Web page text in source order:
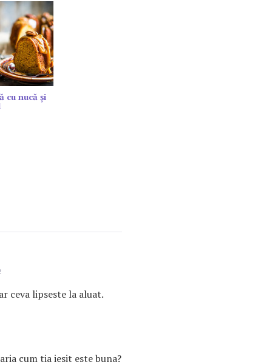
cu nucă și
ceva lipseste la aluat.
cum tia iesit este buna?